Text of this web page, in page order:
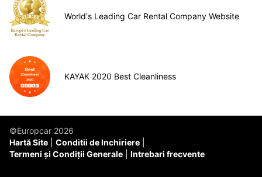
World's Leading Car Rental Company Website
KAYAK 2020 Best Cleanliness
©Europcar 2026
Hartă Site
Conditii de Inchiriere
Termeni și Condiții Generale
Intrebari frecvente